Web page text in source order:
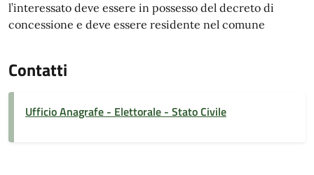
l’interessato deve essere in possesso del decreto di
concessione e deve essere residente nel comune
Contatti
Ufficio Anagrafe - Elettorale - Stato Civile